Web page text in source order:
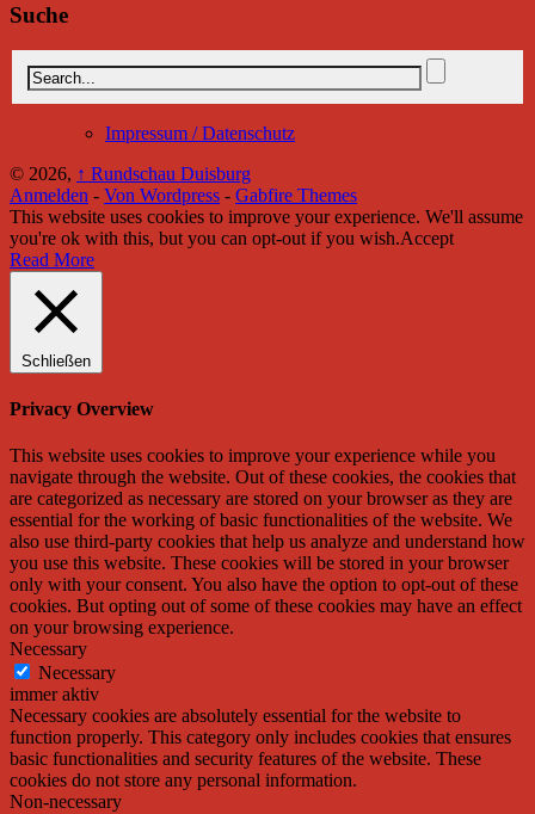
Suche
Impressum / Datenschutz
© 2026, ↑ Rundschau Duisburg
Anmelden - Von Wordpress - Gabfire Themes
This website uses cookies to improve your experience. We'll assume
you're ok with this, but you can opt-out if you wish.Accept
Read More
Schließen
Privacy Overview
This website uses cookies to improve your experience while you
navigate through the website. Out of these cookies, the cookies that
are categorized as necessary are stored on your browser as they are
essential for the working of basic functionalities of the website. We
also use third-party cookies that help us analyze and understand how
you use this website. These cookies will be stored in your browser
only with your consent. You also have the option to opt-out of these
cookies. But opting out of some of these cookies may have an effect
on your browsing experience.
Necessary
Necessary
immer aktiv
Necessary cookies are absolutely essential for the website to
function properly. This category only includes cookies that ensures
basic functionalities and security features of the website. These
cookies do not store any personal information.
Non-necessary